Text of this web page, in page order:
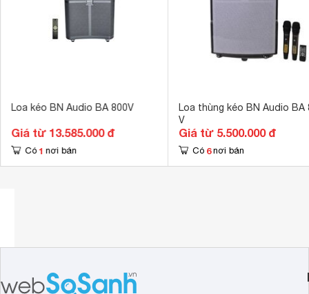
Loa kéo BN Audio BA 800V
Giá từ 13.585.000 đ
Có 1 nơi bán
Loa thùng kéo BN Audio BA
V
Giá từ 5.500.000 đ
Có 6 nơi bán